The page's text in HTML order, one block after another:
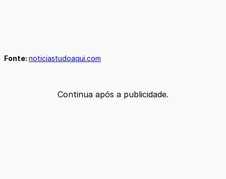
Fonte: noticiastudoaqui.com
Continua após a publicidade.